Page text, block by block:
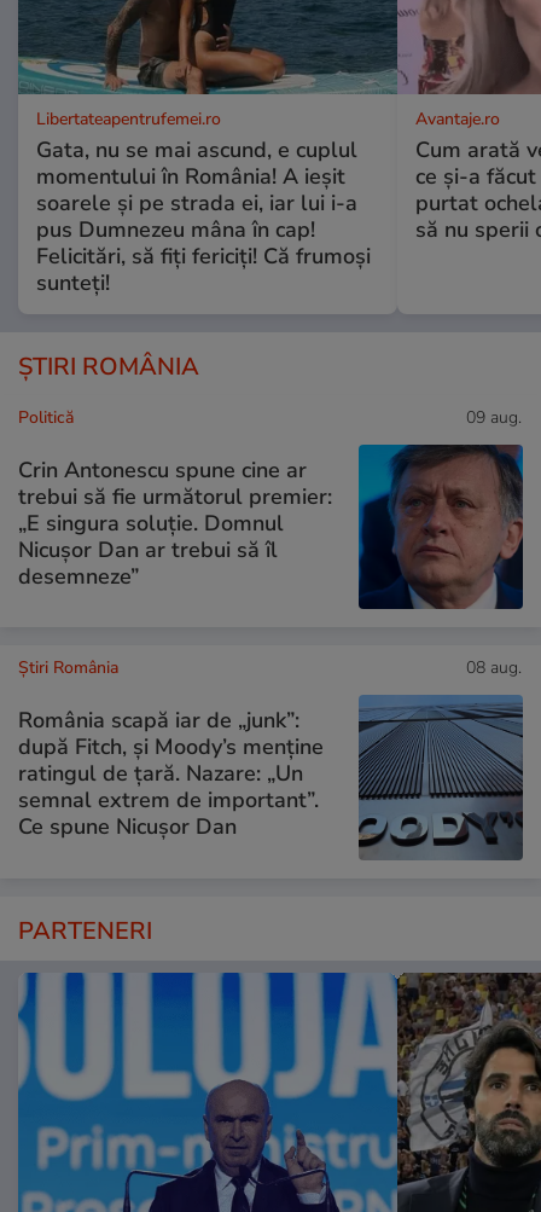
Libertateapentrufemei.ro
Gata, nu se mai ascund, e cuplul
momentului în România! A ieșit
soarele și pe strada ei, iar lui i-a
pus Dumnezeu mâna în cap!
Felicitări, să fiți fericiți! Că frumoși
sunteți!
Avantaje.ro
Cum arată
ce și-a
purtat
să nu sperii
ȘTIRI ROMÂNIA
Politică 09 aug.
Crin Antonescu spune cine ar
trebui să fie următorul premier:
„E singura soluție. Domnul
Nicușor Dan ar trebui să îl
desemneze”
Știri România 08 aug.
România scapă iar de „junk”:
după Fitch, și Moody’s menține
ratingul de țară. Nazare: „Un
semnal extrem de important”.
Ce spune Nicușor Dan
PARTENERI